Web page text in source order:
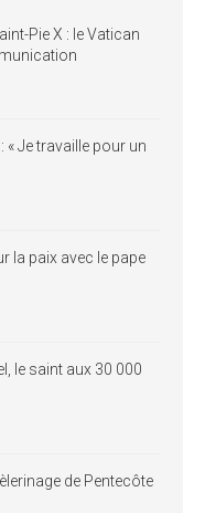
Pie X : le Vatican
« Je travaille pour un
la paix avec le pape
le saint aux 30 000
de Pentecôte